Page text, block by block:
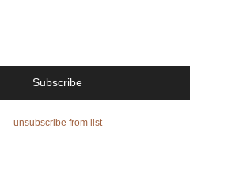
unsubscribe from list